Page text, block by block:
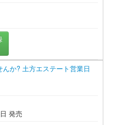
か? 土方エステート営業日
発売